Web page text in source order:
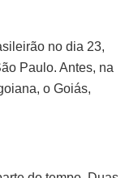
no dia 23,
Paulo. Antes, na
o Goiás,